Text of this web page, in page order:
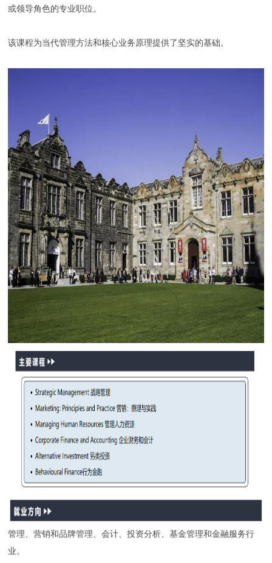
或领导角色的专业职位。
该课程为当代管理方法和核心业务原理提供了坚实的基础。
管理、营销和品牌管理、会计、投资分析、基金管理和金融服务行
业。